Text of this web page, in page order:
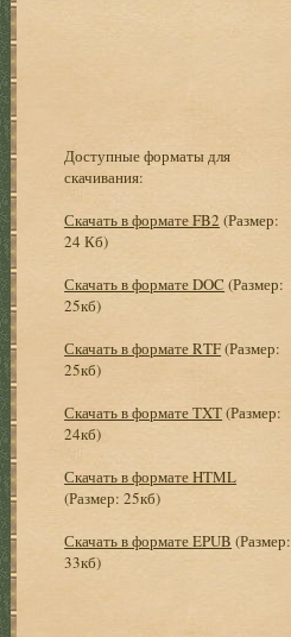
Доступные форматы для
скачивания:
Скачать в формате FB2 (Размер:
24 Кб)
Скачать в формате DOC (Размер:
25кб)
Скачать в формате RTF(Размер:
25кб)
Скачать в формате TXT(Размер:
24кб)
Скачать в формате HTML
(Размер: 25кб)
Скачать в формате EPUB (Размер:
33кб)